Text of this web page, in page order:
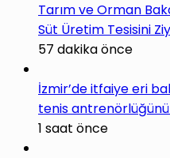
Tarım ve Orman
Süt Üretim Tesisini
57 dakika önce
İzmir’de itfaiye eri
tenis
1 saat önce